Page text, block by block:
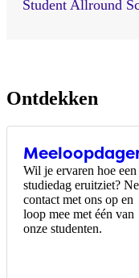
Student Allround
Ontdekken
Wil je ervaren hoe een
studiedag eruitziet?
contact met ons op en
loop mee met één van
onze studenten.